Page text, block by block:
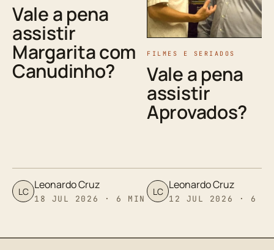
Vale a pena
assistir
Margarita com
Canudinho?
LC Leonardo Cruz
18 JUL 2026 · 6 MIN
FILMES E SERIADOS
Vale a pena
assistir
Aprovados?
LC Leonardo Cruz
12 JUL 2026 · 6